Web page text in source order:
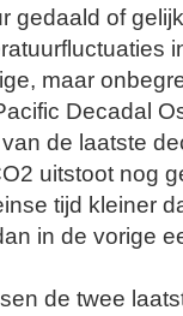
gedaald of
maar
Decadal
de laatste
uitstoot nog
tijd kleiner
in de vorige
de twee